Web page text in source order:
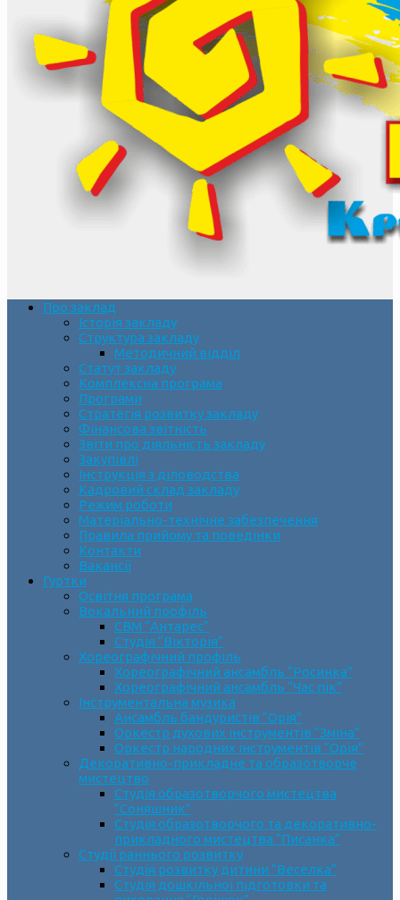
Про заклад
Історія закладу
Структура закладу
Методичний відділ
Статут закладу
Комплексна програма
Програми
Стратегія розвитку закладу
Фінансова звітність
Звіти про діяльність закладу
Закупівлі
Інструкція з діловодства
Кадровий склад закладу
Режим роботи
Матеріально-технічне забезпечення
Правила прийому та поведінки
Контакти
Вакансії
Гуртки
Освітня програма
Вокальний профіль
СВМ “Антарес”
Студія “Вікторія”
Хореографічний профіль
Хореографічний ансамбль “Росинка”
Хореографічний ансамбль “Час пік”
Інструментальна музика
Ансамбль бандуристів “Орія”
Оркестр духових інструментів “Зміна”
Оркестр народних інструментів “Орія”
Декоративно-прикладне та образотворче
мистецтво
Cтудія образотворчого мистецтва
“Соняшник”
Студія образотворчого та декоративно-
прикладного мистецтва “Писанка”
Студії раннього розвитку
Студія розвитку дитини “Веселка”
Студія дошкільної підготовки та